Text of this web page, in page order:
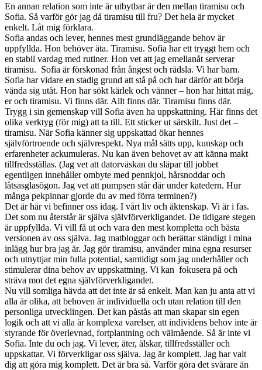
En annan relation som inte är utbytbar är den mellan tiramisu och
Sofia. Så varför gör jag då tiramisu till fru? Det hela är mycket
enkelt. Låt mig förklara.
Sofia andas och lever, hennes mest grundläggande behov är
uppfyllda. Hon behöver äta. Tiramisu. Sofia har ett tryggt hem och
en stabil vardag med rutiner. Hon vet att jag emellanåt serverar
tiramisu. Sofia är förskonad från ångest och rädsla. Vi har barn.
Sofia har vidare en stadig grund att stå på och har därför att börja
vända sig utåt. Hon har sökt kärlek och vänner – hon har hittat mig,
er och tiramisu. Vi finns där. Allt finns där. Tiramisu finns där.
Trygg i sin gemenskap vill Sofia även ha uppskattning. Här finns det
olika verktyg (för mig) att ta till. Ett sticker ut särskilt. Just det –
tiramisu. När Sofia känner sig uppskattad ökar hennes
självförtroende och självrespekt. Nya mål sätts upp, kunskap och
erfarenheter ackumuleras. Nu kan även behovet av att känna makt
tillfredsställas. (Jag vet att datorväskan du släpar till jobbet
egentligen innehåller ombyte med pennkjol, hårsnoddar och
låtsasglasögon. Jag vet att pumpsen står där under katedern. Hur
många pekpinnar gjorde du av med förra terminen?)
Det är här vi befinner oss idag. I vårt liv och äktenskap. Vi är i fas.
Det som nu återstår är själva självförverkligandet. De tidigare stegen
är uppfyllda. Vi vill få ut och vara den mest kompletta och bästa
versionen av oss själva. Jag matbloggar och berättar ständigt i mina
inlägg hur bra jag är. Jag gör tiramisu, använder mina egna resurser
och utnyttjar min fulla potential, samtidigt som jag underhåller och
stimulerar dina behov av uppskattning. Vi kan fokusera på och
sträva mot det egna självförverkligandet.
Nu vill somliga hävda att det inte är så enkelt. Man kan ju anta att vi
alla är olika, att behoven är individuella och utan relation till den
personliga utvecklingen. Det kan påstås att man skapar sin egen
logik och att vi alla är komplexa varelser, att individens behov inte är
styrande för överlevnad, fortplantning och välmående. Så är inte vi
Sofia. Inte du och jag. Vi lever, äter, älskar, tillfredsställer och
uppskattar. Vi förverkligar oss själva. Jag är komplett. Jag har valt
dig att göra mig komplett. Det är bra så. Varför göra det svårare än